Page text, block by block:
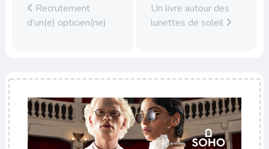
Recrutement
d’un(e) opticien(ne)
Un livre autour des
lunettes de soleil